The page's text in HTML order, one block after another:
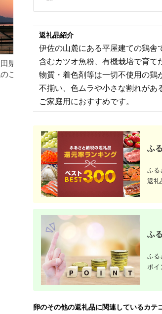
県潟上市のふるさと納
ご紹介
高知県梼原町
税のご紹介
返礼品紹介
伊佐の山麓にある平屋建ての鶏舎
含むカツオ魚粉、有機栽培で育て
物質・着色剤等は一切不使用の鶏
不揃い、色ムラや小さな割れがあ
ご家庭用におすすめです。
ふ
ふる
返礼
ふ
ふる
ポイ
卵のその他の返礼品に関連しているカテ